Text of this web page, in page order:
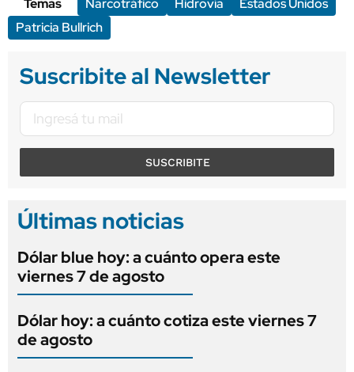
Patricia Bullrich
Suscribite al Newsletter
SUSCRIBITE
Últimas noticias
Dólar blue hoy: a cuánto opera este
viernes 7 de agosto
Dólar hoy: a cuánto cotiza este viernes 7
de agosto